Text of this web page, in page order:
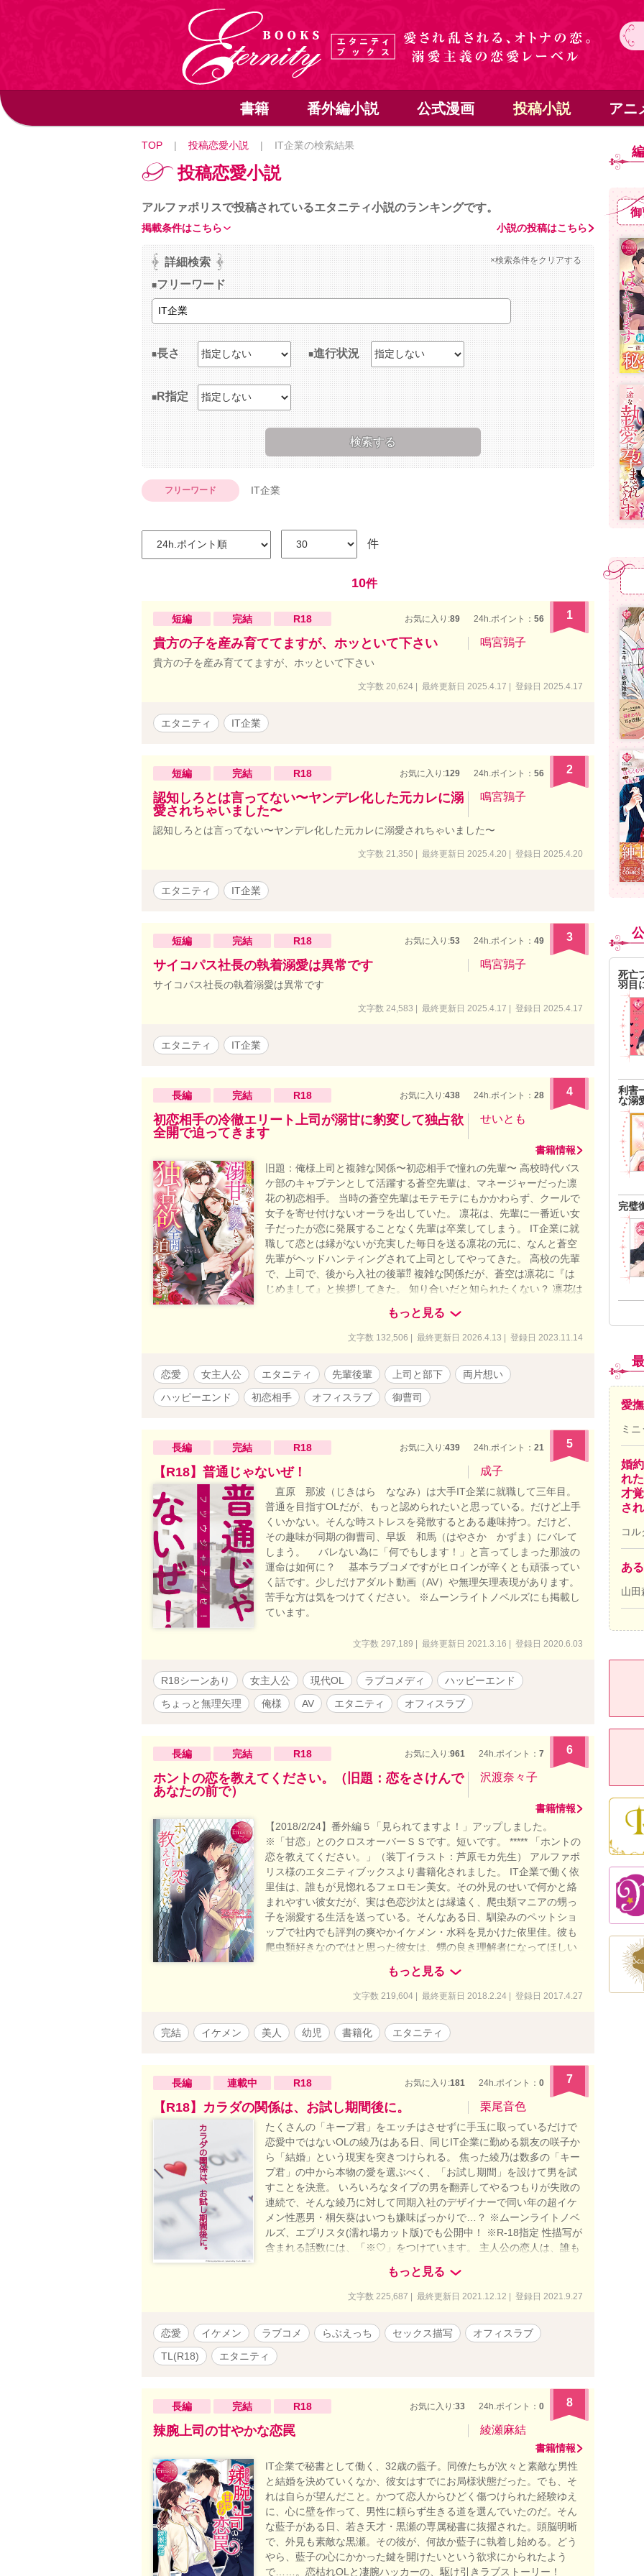
書籍 番外編小説 公式漫画 投稿小説 アニ
TOP | 投稿恋愛小説 | IT企業の検索結果
投稿恋愛小説
アルファポリスで投稿されているエタニティ小説のランキングです。
小説の投稿はこちら
掲載条件はこちら
詳細検索 ×検索条件をクリアする
フリーワード
長さ 進行状況
R指定
フリーワード IT企業
件
10件
短編 完結 R18 お気に入り:89 24h.ポイント： 56 1
貴方の子を産み育ててますが、ホッといて下さい 鳴宮鶉子
貴方の子を産み育ててますが、ホッといて下さい
文字数 20,624 | 最終更新日 2025.4.17 | 登録日 2025.4.17
エタニティ IT企業
短編 完結 R18 お気に入り:129 24h.ポイント： 56 2
認知しろとは言ってない〜ヤンデレ化した元カレに溺
愛されちゃいました〜
鳴宮鶉子
認知しろとは言ってない〜ヤンデレ化した元カレに溺愛されちゃいました〜
文字数 21,350 | 最終更新日 2025.4.20 | 登録日 2025.4.20
エタニティ IT企業
短編 完結 R18 お気に入り:53 24h.ポイント： 49 3
サイコパス社長の執着溺愛は異常です 鳴宮鶉子
サイコパス社長の執着溺愛は異常です
文字数 24,583 | 最終更新日 2025.4.17 | 登録日 2025.4.17
エタニティ IT企業
長編 完結 R18 お気に入り:438 24h.ポイント： 28 4
初恋相手の冷徹エリート上司が溺甘に豹変して独占欲
全開で迫ってきます
せいとも
書籍情報
旧題：俺様上司と複雑な関係〜初恋相手で憧れの先輩〜 高校時代バス
ケ部のキャプテンとして活躍する蒼空先輩は、マネージャーだった凛
花の初恋相手。 当時の蒼空先輩はモテモテにもかかわらず、クールで
女子を寄せ付けないオーラを出していた。 凛花は、先輩に一番近い女
子だったが恋に発展することなく先輩は卒業してしまう。 IT企業に就
職して恋とは縁がないが充実した毎日を送る凛花の元に、なんと蒼空
先輩がヘッドハンティングされて上司としてやってきた。 高校の先輩
で、上司で、後から入社の後輩⁇ 複雑な関係だが、蒼空は凛花に『は
じめまして』と挨拶してきた。 知り合いだと知られたくない？ 凛花は
傷ついたが割り切って上司として蒼空と接する。 蒼空が凛花と同じ会
社で働きだして2年経ったある日、突然ふたりの関係が動き出したの
だ。 初恋相手の先輩で上司の複雑な関係のふたりはどうなる？
もっと見る
文字数 132,506 | 最終更新日 2026.4.13 | 登録日 2023.11.14
恋愛 女主人公 エタニティ 先輩後輩 上司と部下
両片想い
ハッピーエンド
初恋相手 オフィスラブ 御曹司
長編 完結 R18 お気に入り:439 24h.ポイント： 21 5
【R18】普通じゃないぜ！ 成子
直原 那波（じきはら ななみ）は大手IT企業に就職して三年目。
普通を目指すOLだが、もっと認められたいと思っている。だけど上手
くいかない。そんな時ストレスを発散するとある趣味持つ。だけど、
その趣味が同期の御曹司、早坂 和馬（はやさか かずま）にバレて
しまう。 バレない為に「何でもします！」と言ってしまった那波の
運命は如何に？ 基本ラブコメですがヒロインが辛くとも頑張ってい
く話です。少しだけアダルト動画（AV）や無理矢理表現があります。
苦手な方は気をつけてください。 ※ムーンライトノベルズにも掲載し
ています。
文字数 297,189 | 最終更新日 2021.3.16 | 登録日 2020.6.03
R18シーンあり 女主人公 現代OL ラブコメディ
ハッピーエンド
ちょっと無理矢理
俺様 AV エタニティ オフィスラブ
長編 完結 R18 お気に入り:961 24h.ポイント： 7 6
ホントの恋を教えてください。（旧題：恋をさけんで
あなたの前で）
沢渡奈々子
書籍情報
【2018/2/24】番外編５「見られてますよ！」アップしました。
※「甘恋」とのクロスオーバーＳＳです。短いです。 ***** 「ホントの
恋を教えてください。」（装丁イラスト：芦原モカ先生） アルファポ
リス様のエタニティブックスより書籍化されました。 IT企業で働く依
里佳は、誰もが見惚れるフェロモン美女。その外見のせいで何かと絡
まれやすい彼女だが、実は色恋沙汰とは縁遠く、爬虫類マニアの甥っ
子を溺愛する生活を送っている。そんなある日、馴染みのペットショ
ップで社内でも評判の爽やかイケメン・水科を見かけた依里佳。彼も
爬虫類好きなのではと思った彼女は、甥の良き理解者になってほしい
しても優しくスマートな水科に惹かれ始める依里佳だが……!? ――
書籍版あらすじより。 美人だけど少し不器用な女の子と、いつも笑顔
ので、番外編と若干矛盾する部分もあるかと思います。おいおい直し
ていきますので、ご理解いただければ幸いです。 ※番外編は随時更
もっと見る
文字数 219,604 | 最終更新日 2018.2.24 | 登録日 2017.4.27
完結 イケメン 美人 幼児 書籍化 エタニティ
長編 連載中 R18 お気に入り:181 24h.ポイント： 0 7
【R18】カラダの関係は、お試し期間後に。 栗尾音色
たくさんの「キープ君」をエッチはさせずに手玉に取っているだけで
恋愛中ではないOLの綾乃はある日、同じIT企業に勤める親友の咲子か
ら「結婚」という現実を突きつけられる。 焦った綾乃は数多の「キー
プ君」の中から本物の愛を選ぶべく、「お試し期間」を設けて男を試
すことを決意。 いろいろなタイプの男を翻弄してやるつもりが失敗の
連続で、そんな綾乃に対して同期入社のデザイナーで同い年の超イケ
メン性悪男・桐矢葵はいつも嫌味ばっかりで…？ ※ムーンライトノベ
ルズ、エブリスタ(濡れ場カット版)でも公開中！ ※R-18指定 性描写が
含まれる話数には、「※♡」をつけています。 主人公の恋人は、誰も
の女性に対してはまったく嫌味のない爽やかさを売りにしている超モ
テ男。 ＨではドSまではいかないS寄りですが、たまに攻められると受
チ。 テクニシャンで言葉責めを多用して女を翻弄するタイプ。 苦痛系
や、暴力的な描写は一切ありません。 あくまで『甘い攻め』だと思っ
て、暖かい目で見てもらえるとありがたいです。 基本的にセリフが多
めなので、喘ぎや言葉攻めが好きな方は楽しめるかもしれません♡ ま
由にご堪能ください。（笑） ※比喩的な文章はあまり使いません。 よ
って、あからさまな性器の名称なども描写していますので、そういっ
たものが苦手な方は閲覧をお控え下さい。
もっと見る
文字数 225,687 | 最終更新日 2021.12.12 | 登録日 2021.9.27
恋愛 イケメン ラブコメ らぶえっち セックス描写
オフィスラブ
TL(R18)
エタニティ
長編 完結 R18 お気に入り:33 24h.ポイント： 0 8
辣腕上司の甘やかな恋罠 綾瀬麻結
書籍情報
IT企業で秘書として働く、32歳の藍子。同僚たちが次々と素敵な男性
と結婚を決めていくなか、彼女はすでにお局様状態だった。でも、そ
れは自らが望んだこと。かつて恋人からひどく傷つけられた経験ゆえ
に、心に壁を作って、男性に頼らず生きる道を選んでいたのだ。そん
な藍子がある日、若き天才・黒瀬の専属秘書に抜擢された。頭脳明晰
で、外見も素敵な黒瀬。その彼が、何故か藍子に執着し始める。どう
やら、藍子の心にかかった鍵を開けたいという欲求にかられたよう
で……。恋枯れOLと凄腕ハッカーの、駆け引きラブストーリー！
死亡
羽目
利害
な溺
完璧
愛
ミ
婚
れ
才
さ
コル
あ
山田